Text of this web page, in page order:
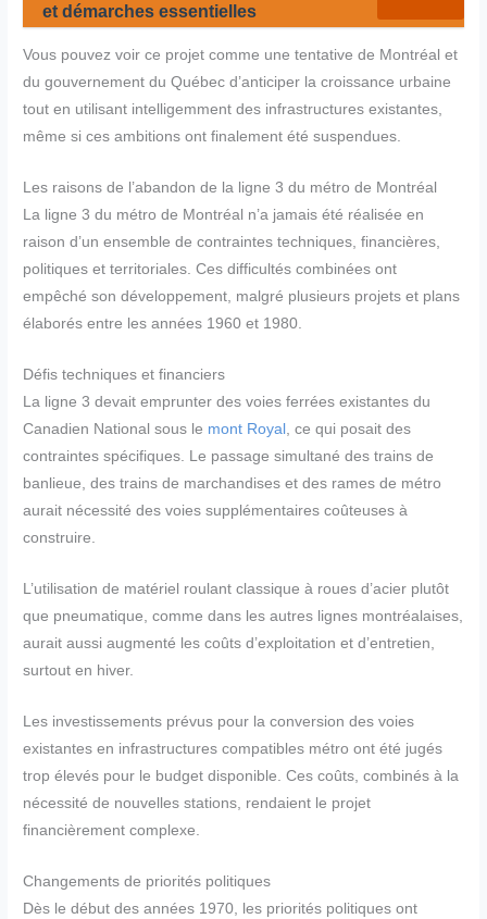
et démarches essentielles
Vous pouvez voir ce projet comme une tentative de Montréal et
du gouvernement du Québec d’anticiper la croissance urbaine
tout en utilisant intelligemment des infrastructures existantes,
même si ces ambitions ont finalement été suspendues.
Les raisons de l’abandon de la ligne 3 du métro de Montréal
La ligne 3 du métro de Montréal n’a jamais été réalisée en
raison d’un ensemble de contraintes techniques, financières,
politiques et territoriales. Ces difficultés combinées ont
empêché son développement, malgré plusieurs projets et plans
élaborés entre les années 1960 et 1980.
Défis techniques et financiers
La ligne 3 devait emprunter des voies ferrées existantes du
Canadien National sous le mont Royal , ce qui posait des
contraintes spécifiques. Le passage simultané des trains de
banlieue, des trains de marchandises et des rames de métro
aurait nécessité des voies supplémentaires coûteuses à
construire.
L’utilisation de matériel roulant classique à roues d’acier plutôt
que pneumatique, comme dans les autres lignes montréalaises,
aurait aussi augmenté les coûts d’exploitation et d’entretien,
surtout en hiver.
Les investissements prévus pour la conversion des voies
existantes en infrastructures compatibles métro ont été jugés
trop élevés pour le budget disponible. Ces coûts, combinés à la
nécessité de nouvelles stations, rendaient le projet
financièrement complexe.
Changements de priorités politiques
Dès le début des années 1970, les priorités politiques ont